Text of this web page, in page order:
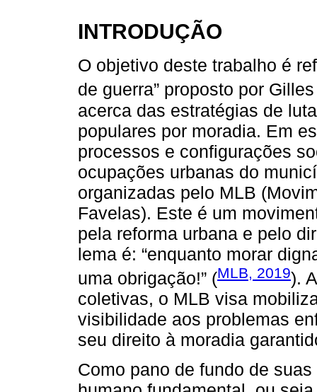
INTRODUÇÃO
O objetivo deste trabalho é
de guerra” proposto por
acerca das estratégias de
populares por moradia. Em
processos e configurações
ocupações urbanas do
organizadas pelo MLB
Favelas). Este é um
pela reforma urbana e pelo
lema é: “enquanto morar
uma obrigação!” (MLB, 2019).
coletivas, o MLB visa
visibilidade aos problemas
seu direito à moradia
Como pano de fundo de